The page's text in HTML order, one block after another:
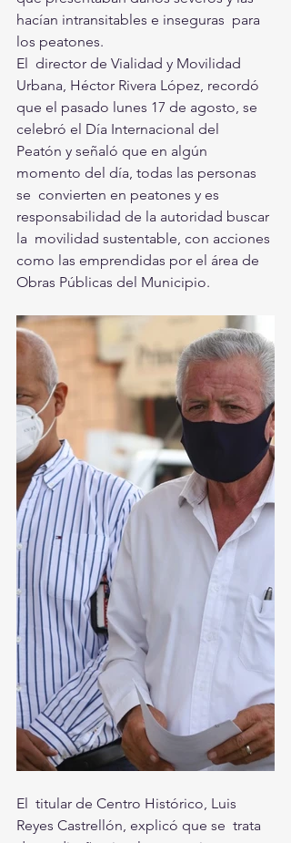
hacían intransitables e inseguras  para
los peatones.
El  director de Vialidad y Movilidad
Urbana, Héctor Rivera López, recordó
que el pasado lunes 17 de agosto, se
celebró el Día Internacional del
Peatón y señaló que en algún
momento del día, todas las personas
se  convierten en peatones y es
responsabilidad de la autoridad buscar
la  movilidad sustentable, con acciones
como las emprendidas por el área de
Obras Públicas del Municipio.
El  titular de Centro Histórico, Luis
Reyes Castrellón, explicó que se  trata